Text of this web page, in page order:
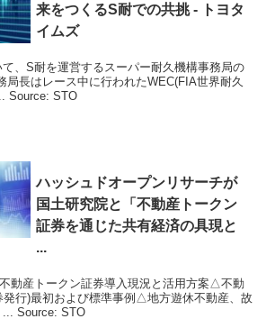
来をつくるS耐での共挑 - トヨタ
イムズ
て、S耐を運営するスーパー耐久機構事務局の
局長はレース中に行われたWEC(FIA世界耐久
Source: STO
ハッシュドオープンリサーチが
国土研究院と「不動産トークン
証券を通じた共有経済の具現と
...
動産トークン証券導入現況と活用方案△不動
発行)最初および標準事例△地方遊休不動産、故
Source: STO